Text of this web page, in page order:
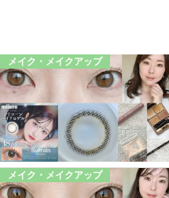
メイク・メイクアップ
メイク・メイクアップ